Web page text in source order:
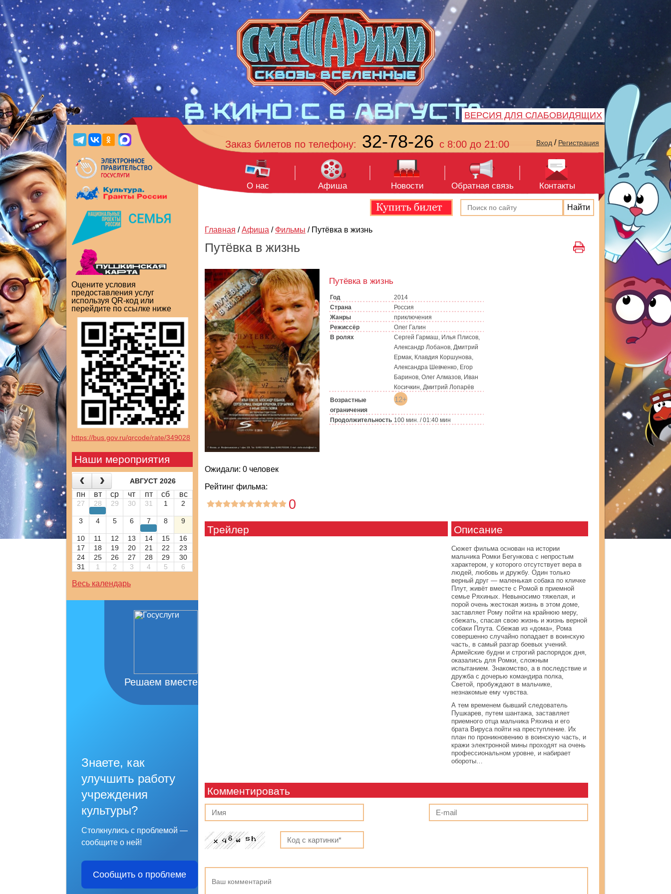
ВЕРСИЯ ДЛЯ СЛАБОВИДЯЩИХ
Оцените условия
предоставления услуг
используя QR-код или
перейдите по ссылке ниже
https://bus.gov.ru/qrcode/rate/349028
Наши мероприятия
АВГУСТ 2026
пн вт ср чт пт сб вс
27 28 29 30 31 1 2
3 4 5 6 7 8 9
10 11 12 13 14 15
16
17
18 19 20 21 22
23
24
25 26 27 28 29
30
31
1 2 3 4 5 6
Весь календарь
Решаем вместе
Знаете, как
улучшить работу
учреждения
культуры?
Столкнулись с проблемой —
сообщите о ней!
Сообщить о проблеме
Заказ билетов по телефону: 32-78-26 с 8:00 до 21:00 Вход / Регистрация
О нас Афиша Новости Обратная связь Контакты
Главная / Афиша / Фильмы / Путёвка в жизнь
Путёвка в жизнь
Путёвка в жизнь
Год
2014
Страна
Россия
Жанры
приключения
Режиссёр
Олег Галин
В ролях
Сергей Гармаш, Илья Плисов,
Александр Лобанов, Дмитрий
Ермак, Клавдия Коршунова,
Александра Шевченко, Егор
Баринов, Олег Алмазов, Иван
Косичкин, Дмитрий Лопарёв
Возрастные
ограничения
12+
Продолжительность 100 мин. / 01:40 мин
Ожидали: 0 человек
Рейтинг фильма:
0
Трейлер Описание
Сюжет фильма основан на истории
мальчика Ромки Бегункова с непростым
характером, у которого отсутствует вера в
людей, любовь и дружбу. Один только
верный друг — маленькая собака по кличке
Плут, живёт вместе с Ромой в приемной
семье Ряхиных. Невыносимо тяжелая, и
порой очень жестокая жизнь в этом доме,
заставляет Рому пойти на крайнюю меру,
сбежать, спасая свою жизнь и жизнь верной
собаки Плута. Сбежав из «дома», Рома
совершенно случайно попадает в воинскую
часть, в самый разгар боевых учений.
Армейские будни и строгий распорядок дня,
оказались для Ромки, сложным
испытанием. Знакомство, а в последствие и
дружба с дочерью командира полка,
Светой, пробуждают в мальчике,
незнакомые ему чувства.
А тем временем бывший следователь
Пушкарев, путем шантажа, заставляет
приемного отца мальчика Ряхина и его
брата Вируса пойти на преступление. Их
план по проникновению в воинскую часть, и
кражи электронной мины проходят на очень
профессиональном уровне, и набирает
обороты…
Комментировать